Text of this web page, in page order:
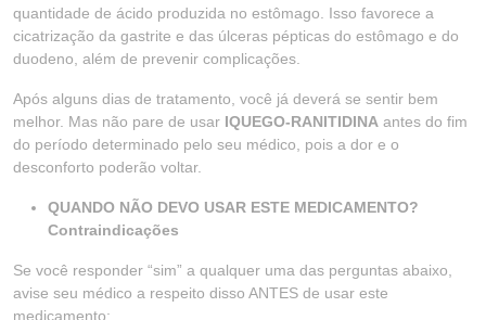
quantidade de ácido produzida no estômago. Isso favorece a
cicatrização da gastrite e das úlceras pépticas do estômago e do
duodeno, além de prevenir complicações.
Após alguns dias de tratamento, você já deverá se sentir bem
melhor. Mas não pare de usar IQUEGO-RANITIDINA antes do fim
do período determinado pelo seu médico, pois a dor e o
desconforto poderão voltar.
QUANDO NÃO DEVO USAR ESTE MEDICAMENTO?
Contraindicações
Se você responder “sim” a qualquer uma das perguntas abaixo,
avise seu médico a respeito disso ANTES de usar este
medicamento: